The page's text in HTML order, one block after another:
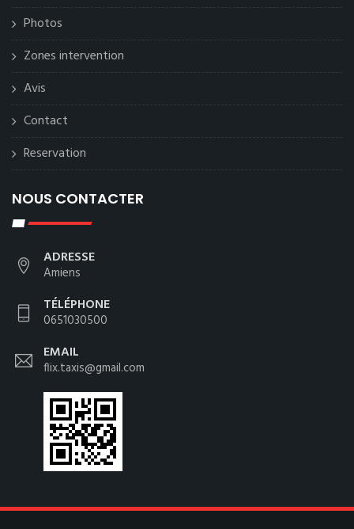
Photos
Zones intervention
Avis
Contact
Reservation
NOUS CONTACTER
ADRESSE
Amiens
TÉLÉPHONE
0651030500
EMAIL
flix.taxis@gmail.com